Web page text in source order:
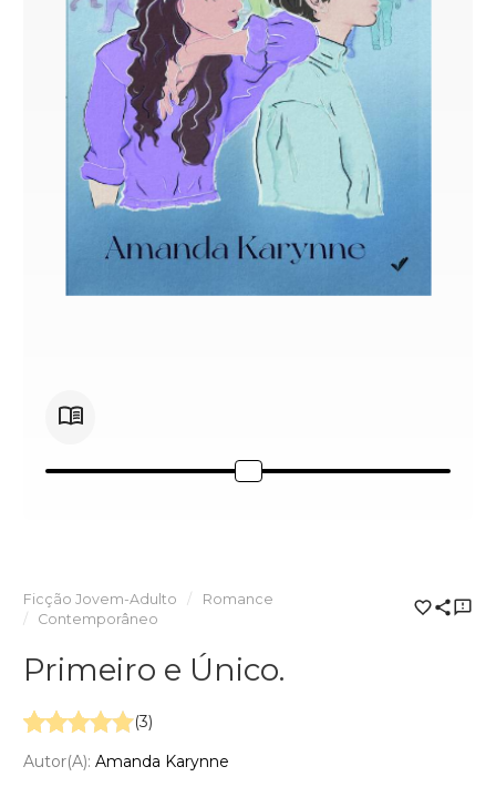
Ficção Jovem-Adulto
Romance
Contemporâneo
Primeiro e Único.
(3)
Autor(a): Amanda Karynne